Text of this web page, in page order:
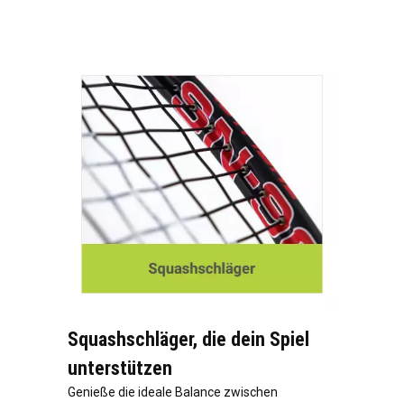
Squashschläger, die dein Spiel
unterstützen
Genieße die ideale Balance zwischen